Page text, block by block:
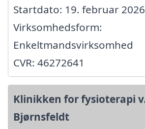
Startdato: 19. februar
Virksomhedsform:
Enkeltmandsvirksomhed
CVR: 46272641
Klinikken for fysioterapi
Bjørnsfeldt